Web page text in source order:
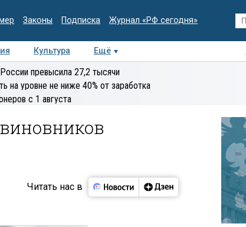
Законы Подписка Журнал «РФ сегодня»
Культура Ещё
Интервью Колумнисты
превысила 27,2 тысячи
на уровне не ниже 40% от заработка
с 1 августа
Читать нас в